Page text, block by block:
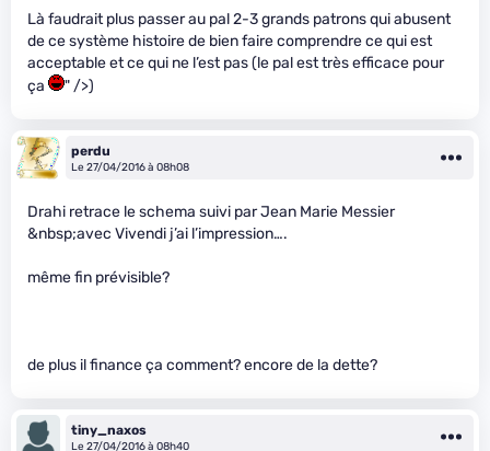
Là faudrait plus passer au pal 2-3 grands patrons qui abusent
de ce système histoire de bien faire comprendre ce qui est
acceptable et ce qui ne l’est pas (le pal est très efficace pour
ça
" />)
perdu
Le 27/04/2016 à 08h08
Drahi retrace le schema suivi par Jean Marie Messier
&nbsp;avec Vivendi j’ai l’impression….
même fin prévisible?
de plus il finance ça comment? encore de la dette?
tiny_naxos
Le 27/04/2016 à 08h40